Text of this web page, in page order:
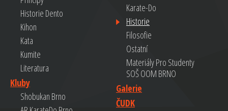
Historie Dento
Kihon
Kata
Kumite
Literatura
Kluby
Shobukan Brno
Karate-Do
Historie
Filosofie
Ostatní
Materiály Pro Studenty
SOŠ OOM BRNO
Galerie
ČUDK